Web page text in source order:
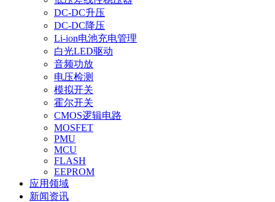
DC-DC升压
DC-DC降压
Li-ion电池充电管理
白光LED驱动
音频功放
电压检测
模拟开关
霍尔开关
CMOS逻辑电路
MOSFET
PMU
MCU
FLASH
EEPROM
应用领域
新闻资讯